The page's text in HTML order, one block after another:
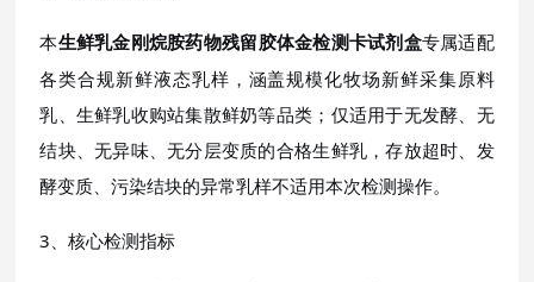
本生鲜乳金刚烷胺药物残留胶体金检测卡试剂盒专属适配
各类合规新鲜液态乳样，涵盖规模化牧场新鲜采集原料
乳、生鲜乳收购站集散鲜奶等品类；仅适用于无发酵、无
结块、无异味、无分层变质的合格生鲜乳，存放超时、发
酵变质、污染结块的异常乳样不适用本次检测操作。
3、核心检测指标